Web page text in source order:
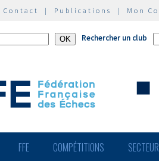
Contact | Publications | Mon
Rechercher un club
FFE COMPÉTITIONS